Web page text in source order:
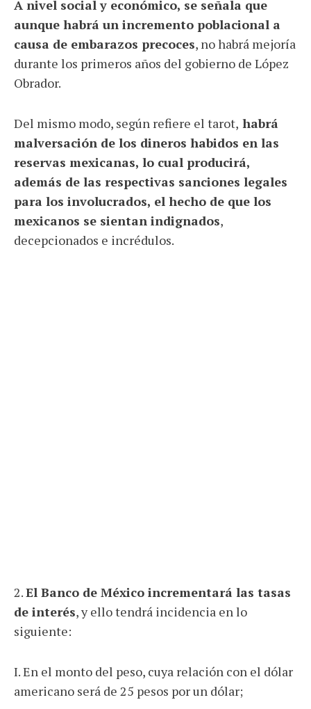
A nivel social y económico, se señala que
aunque habrá un incremento poblacional a
causa de embarazos precoces, no habrá mejoría
durante los primeros años del gobierno de López
Obrador.
Del mismo modo, según refiere el tarot, habrá
malversación de los dineros habidos en las
reservas mexicanas, lo cual producirá,
además de las respectivas sanciones legales
para los involucrados, el hecho de que los
mexicanos se sientan indignados,
decepcionados e incrédulos.
2.El Banco de México incrementará las tasas
de interés, y ello tendrá incidencia en lo
siguiente:
I. En el monto del peso, cuya relación con el dólar
americano será de 25 pesos por un dólar;